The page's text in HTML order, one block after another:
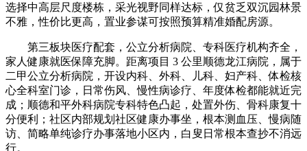
选择中高层尺度楼栋，采光视野同样达标，仅贫乏双沉园林景
不雅，性价比更高，置业参谋可按照预算精准婚配房源。
第三板块医疗配套，公立分析病院、专科医疗机构齐全，
家人健康就医保障充脚。距离项目 3 公里顺德龙江病院，属于
二甲公立分析病院，开设内科、外科、儿科、妇产科、体检核
心全科室门诊，日常伤风、慢性病诊疗、年度体检都能就近完
成；顺德和平外科病院专科特色凸起，处置外伤、骨科康复十
分便利；社区内部规划社区健康办事坐，根本测血压、慢病随
访、简略单纯诊疗办事落地小区内，白叟日常根本查抄不消远
行。